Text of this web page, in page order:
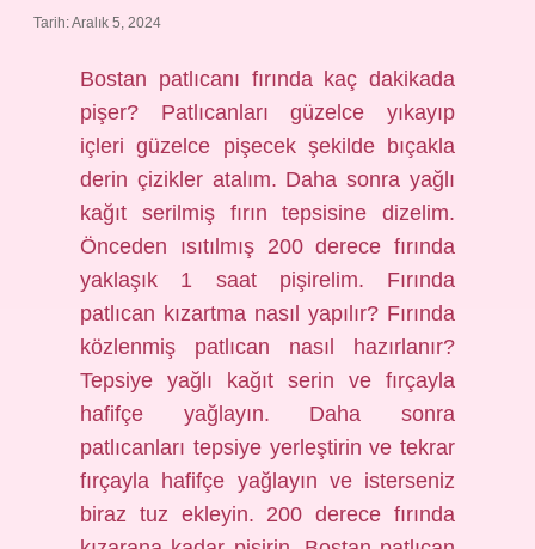
Tarih: Aralık 5, 2024
Bostan patlıcanı fırında kaç dakikada
pişer? Patlıcanları güzelce yıkayıp
içleri güzelce pişecek şekilde bıçakla
derin çizikler atalım. Daha sonra yağlı
kağıt serilmiş fırın tepsisine dizelim.
Önceden ısıtılmış 200 derece fırında
yaklaşık 1 saat pişirelim. Fırında
patlıcan kızartma nasıl yapılır? Fırında
közlenmiş patlıcan nasıl hazırlanır?
Tepsiye yağlı kağıt serin ve fırçayla
hafifçe yağlayın. Daha sonra
patlıcanları tepsiye yerleştirin ve tekrar
fırçayla hafifçe yağlayın ve isterseniz
biraz tuz ekleyin. 200 derece fırında